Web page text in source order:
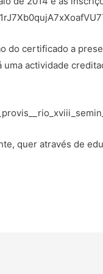
certificado a
actividade
quer através de